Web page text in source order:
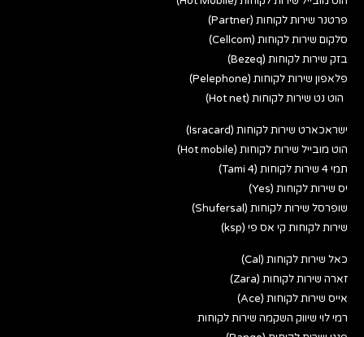
פרטנר שירות לקוחות (Partner)
סלקום שירות לקוחות (Cellcom)
בזק שירות לקוחות (Bezeq)
פלאפון שירות לקוחות (Pelephone)
הוט נט שירות לקוחות (Hot net)
ישראכארט שירות לקוחות (Isracard)
הוט מובייל שירות לקוחות (Hot mobile)
תמי 4 שירות לקוחות (Tami 4)
יס שירות לקוחות (Yes)
שופרסל שירות לקוחות (Shufersal)
שירות לקוחות קי אס פי (ksp)
כאל שירות לקוחות (Cal)
זארה שירות לקוחות (Zara)
אייס שירות לקוחות (Ace)
רמי לוי שיווק השקמה שירות לקוחות